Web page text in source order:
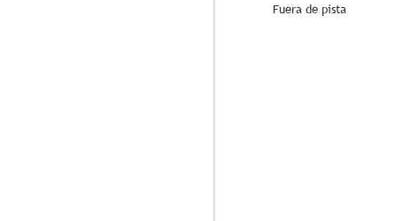
Fuera de pista